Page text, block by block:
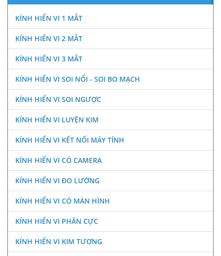
KÍNH HIỂN VI 1 MẮT
KÍNH HIỂN VI 2 MẮT
KÍNH HIỂN VI 3 MẮT
KÍNH HIỂN VI SOI NỔI - SOI BO MẠCH
KÍNH HIỂN VI SOI NGƯỢC
KÍNH HIỂN VI LUYỆN KIM
KÍNH HIỂN VI KẾT NỐI MÁY TÍNH
KÍNH HIỂN VI CÓ CAMERA
KÍNH HIỂN VI ĐO LƯỜNG
KÍNH HIỂN VI CÓ MÀN HÌNH
KÍNH HIỂN VI PHÂN CỰC
KÍNH HIỂN VI KIM TƯƠNG